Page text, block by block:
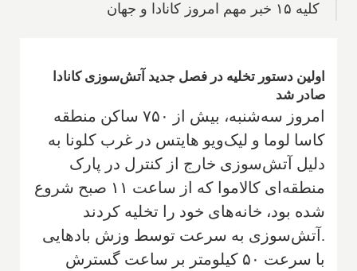
کلیه ۱۵ خبر مهم امروز کانادا و جهان
اولین دستور تخلیه در فصل جدید آتش‌سوزی کانادا
صادر شد
امروز سه‌شنبه، بیش از ۷۵۰ ساکن منطقه
کاسا لوما و لیک‌ویو هایتس در غرب کلونا به
دلیل آتش‌سوزی خارج از کنترل در پارک
منطقه‌ای کالاموا که از ساعت ۱۱ صبح شروع
شده بود، خانه‌های خود را تخلیه کردند
.آتش‌سوزی به سرعت توسط وزش بادهایی
با سرعت ۵۰ کیلومتر بر ساعت گسترش